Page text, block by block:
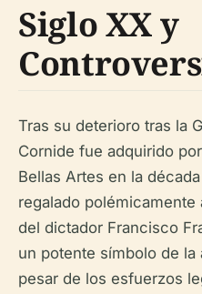
Siglo XX y
Tras su deterioro tras la
Cornide fue adquirido
Bellas Artes en la
regalado polémicamente
del dictador Francisco
un potente símbolo de
pesar de los esfuerzos